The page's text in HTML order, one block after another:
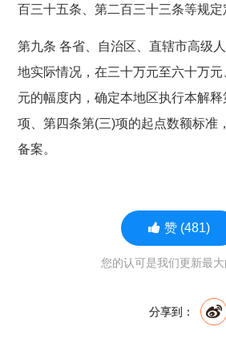
百三十五条、第二百三十三条等规定
第九条 各省、自治区、直辖市高级
地实际情况，在三十万元至六十万
元的幅度内，确定本地区执行本解
项、第四条第(三)项的起点数额标准
备案。
赞 (481)
您的认可是我们更新最大
分享到：